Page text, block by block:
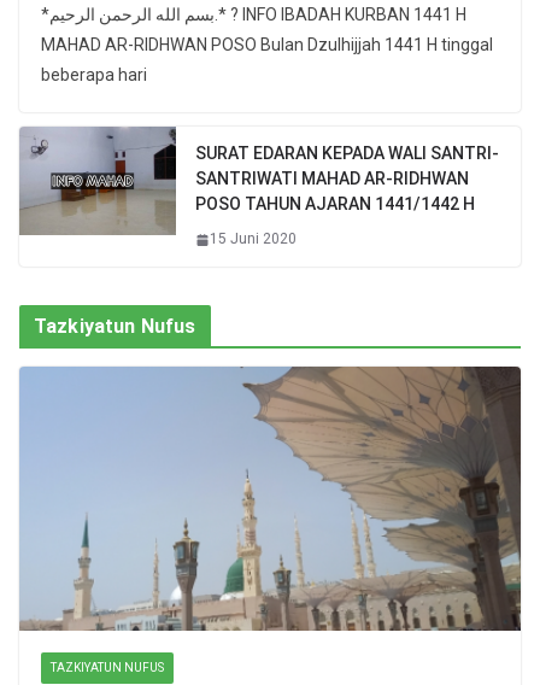
*بسم الله الرحمن الرحيم.* ? INFO IBADAH KURBAN 1441 H
MAHAD AR-RIDHWAN POSO Bulan Dzulhijjah 1441 H tinggal
beberapa hari
SURAT EDARAN KEPADA WALI SANTRI-
SANTRIWATI MAHAD AR-RIDHWAN
POSO TAHUN AJARAN 1441/1442 H
15 Juni 2020
Tazkiyatun Nufus
TAZKIYATUN NUFUS